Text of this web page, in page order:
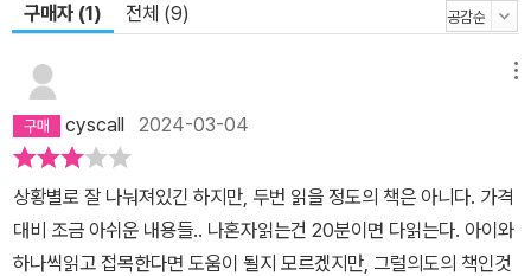
구매자 (1) 전체 (9)
cyscall 2024-03-04
상황별로 잘 나눠져있긴 하지만, 두번 읽을 정도의 책은 아니다. 가격
대비 조금 아쉬운 내용들.. 나혼자읽는건 20분이면 다읽는다. 아이와
하나씩읽고 접목한다면 도움이 될지 모르겠지만, 그럴의도의 책인것